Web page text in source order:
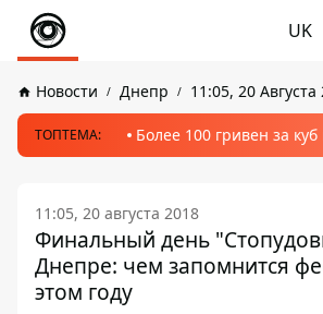
UK
Новости Днепр 11:05, 20 Августа
ТОПТЕМА: Более 100 гривен за
11:05, 20 августа 2018
Финальный день
Днепре: чем запомнится
этом году